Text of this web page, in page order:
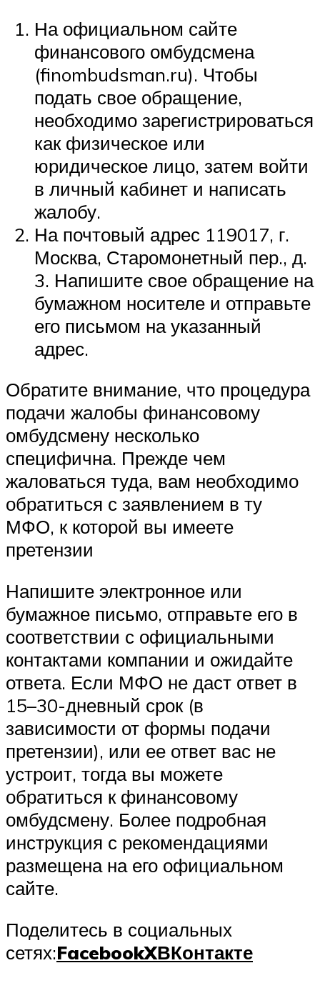
На официальном сайте
финансового омбудсмена
(finombudsman.ru). Чтобы
подать свое обращение,
необходимо зарегистрироваться
как физическое или
юридическое лицо, затем войти
в личный кабинет и написать
жалобу.
На почтовый адрес 119017, г.
Москва, Старомонетный пер., д.
3. Напишите свое обращение на
бумажном носителе и отправьте
его письмом на указанный
адрес.
Обратите внимание, что процедура
подачи жалобы финансовому
омбудсмену несколько
специфична. Прежде чем
жаловаться туда, вам необходимо
обратиться с заявлением в ту
МФО, к которой вы имеете
претензии
Напишите электронное или
бумажное письмо, отправьте его в
соответствии с официальными
контактами компании и ожидайте
ответа. Если МФО не даст ответ в
15–30-дневный срок (в
зависимости от формы подачи
претензии), или ее ответ вас не
устроит, тогда вы можете
обратиться к финансовому
омбудсмену. Более подробная
инструкция с рекомендациями
размещена на его официальном
сайте.
Поделитесь в социальных
сетях:FacebookXВКонтакте